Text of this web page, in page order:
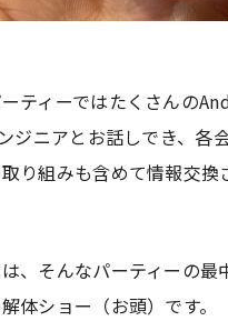
ティーではたくさんの
ジニアとお話しでき、各
り組みも含めて情報交換
、そんなパーティーの最
体ショー（お頭）です。